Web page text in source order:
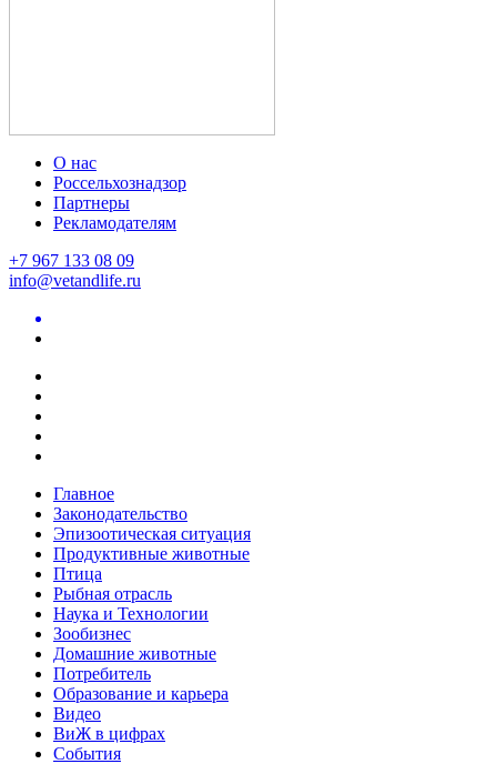
О нас
Россельхознадзор
Партнеры
Рекламодателям
+7 967 133 08 09
info@vetandlife.ru
Главное
Законодательство
Эпизоотическая ситуация
Продуктивные животные
Птица
Рыбная отрасль
Наука и Технологии
Зообизнес
Домашние животные
Потребитель
Образование и карьера
Видео
ВиЖ в цифрах
События